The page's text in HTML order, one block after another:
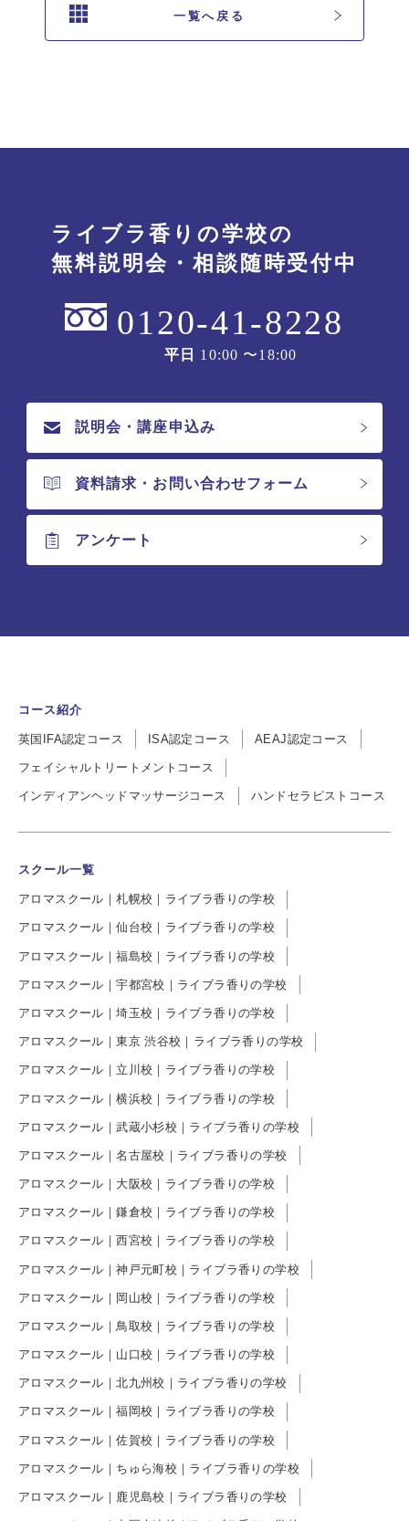
一覧へ戻る
ライブラ香りの学校の
無料説明会・相談随時受付中
0120-41-8228
平日 10:00 〜18:00
説明会・講座申込み
資料請求・お問い合わせフォーム
アンケート
コース紹介
英国IFA認定コース ISA認定コース AEAJ認定コース
フェイシャルトリートメントコース
インディアンヘッドマッサージコース ハンドセラピストコース
スクール一覧
アロマスクール｜札幌校｜ライブラ香りの学校
アロマスクール｜仙台校｜ライブラ香りの学校
アロマスクール｜福島校｜ライブラ香りの学校
アロマスクール｜宇都宮校｜ライブラ香りの学校
アロマスクール｜埼玉校｜ライブラ香りの学校
アロマスクール｜東京 渋谷校｜ライブラ香りの学校
アロマスクール｜立川校｜ライブラ香りの学校
アロマスクール｜横浜校｜ライブラ香りの学校
アロマスクール｜武蔵小杉校｜ライブラ香りの学校
アロマスクール｜名古屋校｜ライブラ香りの学校
アロマスクール｜大阪校｜ライブラ香りの学校
アロマスクール｜鎌倉校｜ライブラ香りの学校
アロマスクール｜西宮校｜ライブラ香りの学校
アロマスクール｜神戸元町校｜ライブラ香りの学校
アロマスクール｜岡山校｜ライブラ香りの学校
アロマスクール｜鳥取校｜ライブラ香りの学校
アロマスクール｜山口校｜ライブラ香りの学校
アロマスクール｜北九州校｜ライブラ香りの学校
アロマスクール｜福岡校｜ライブラ香りの学校
アロマスクール｜佐賀校｜ライブラ香りの学校
アロマスクール｜ちゅら海校｜ライブラ香りの学校
アロマスクール｜鹿児島校｜ライブラ香りの学校